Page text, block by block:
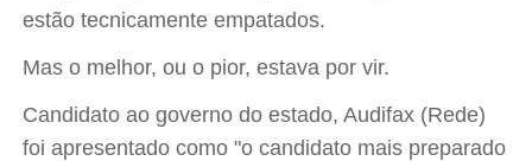
estão tecnicamente empatados.
Mas o melhor, ou o pior, estava por vir.
Candidato ao governo do estado, Audifax (Rede)
foi apresentado como "o candidato mais preparado